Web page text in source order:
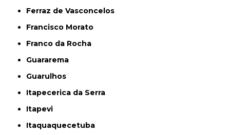
Ferraz de Vasconcelos
Francisco Morato
Franco da Rocha
Guararema
Guarulhos
Itapecerica da Serra
Itapevi
Itaquaquecetuba